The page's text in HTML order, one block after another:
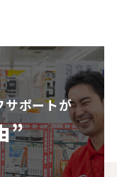
サポートが
”